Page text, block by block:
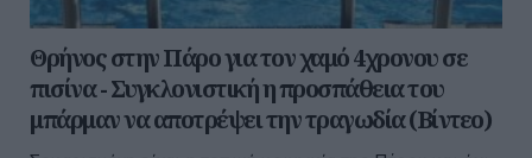
Θρήνος στην Πάρο για τον χαμό 4χρονου σε
πισίνα - Συγκλονιστική η προσπάθεια του
μπάρμαν να αποτρέψει την τραγωδία (Βίντεο)